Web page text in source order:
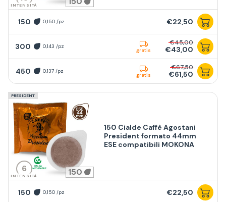
INTENSITÀ
150 0,150 /pz €22,50
300 0,143 /pz
gratis
€45,00
€43,00
450 0,137 /pz
gratis
€67,50
€61,50
PRESIDENT
6
INTENSITÀ 150
150 Cialde Caffè Agostani
President formato 44mm
ESE compatibili MOKONA
150 0,150 /pz €22,50